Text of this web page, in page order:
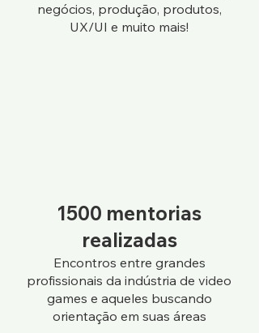
negócios, produção, produtos,
UX/UI e muito mais!
1500 mentorias
realizadas
Encontros entre grandes
profissionais da indústria de video
games e aqueles buscando
orientação em suas áreas